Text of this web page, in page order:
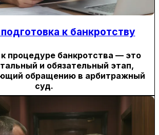
к банкротству
процедуре банкротства — это
и обязательный этап,
обращению в арбитражный
суд.